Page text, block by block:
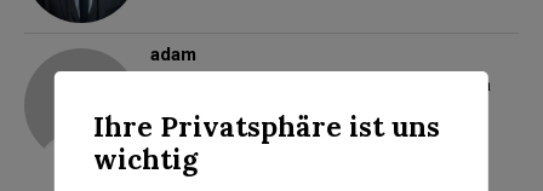
adam
Demokraten-Komplott gegen US-Präsident Biden
Ihre Privatsphäre ist uns
wichtig